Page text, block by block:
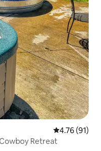
Rating
4.76 (91)
Retreat